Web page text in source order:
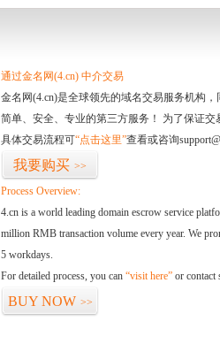
通过金名网(4.cn) 中介交易
金名网(4.cn)是全球领先的域名交易服务机构
简单、安全、专业的第三方服务！ 为了保证
具体交易流程可“点击这里”查看或咨询
我要购买 >>
Process Overview:
4.cn is a world leading domain escrow service
million RMB transaction volume every year. We
5 workdays.
For detailed process, you can “visit here” or contact
BUY NOW >>